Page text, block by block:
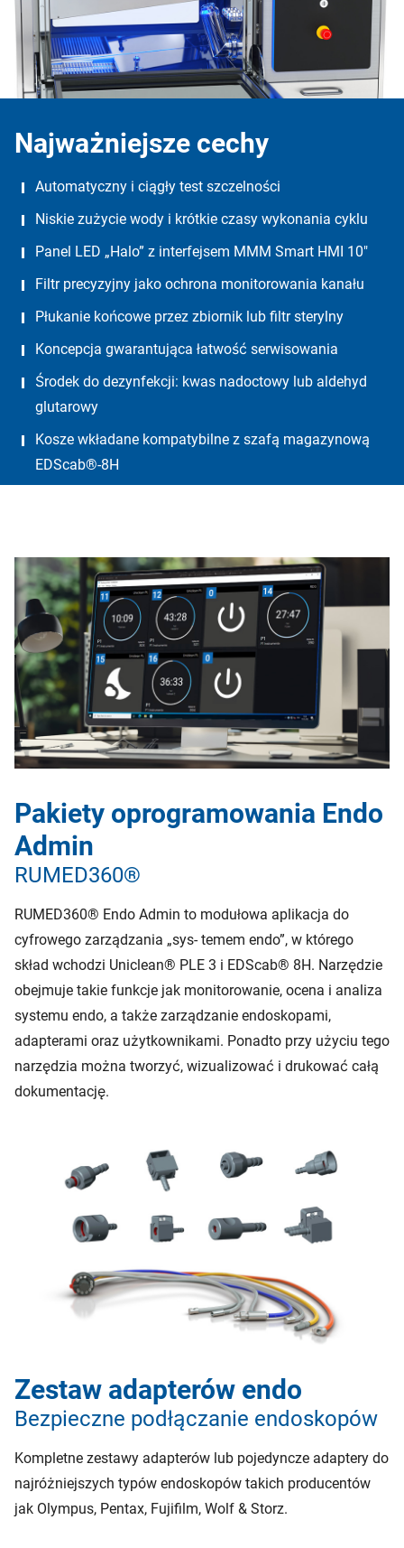
Najważniejsze cechy
Automatyczny i ciągły test szczelności
Niskie zużycie wody i krótkie czasy wykonania cyklu
Panel LED „Halo” z interfejsem MMM Smart HMI 10″
Filtr precyzyjny jako ochrona monitorowania kanału
Płukanie końcowe przez zbiornik lub filtr sterylny
Koncepcja gwarantująca łatwość serwisowania
Środek do dezynfekcji: kwas nadoctowy lub aldehyd
glutarowy
Kosze wkładane kompatybilne z szafą magazynową
EDScab®-8H
Pakiety oprogramowania Endo
Admin
RUMED360®
RUMED360® Endo Admin to modułowa aplikacja do
cyfrowego zarządzania „sys- temem endo”, w którego
skład wchodzi Uniclean® PLE 3 i EDScab® 8H. Narzędzie
obejmuje takie funkcje jak monitorowanie, ocena i analiza
systemu endo, a także zarządzanie endoskopami,
adapterami oraz użytkownikami. Ponadto przy użyciu tego
narzędzia można tworzyć, wizualizować i drukować całą
dokumentację.
Zestaw adapterów endo
Bezpieczne podłączanie endoskopów
Kompletne zestawy adapterów lub pojedyncze adaptery do
najróżniejszych typów endoskopów takich producentów
jak Olympus, Pentax, Fujifilm, Wolf & Storz.